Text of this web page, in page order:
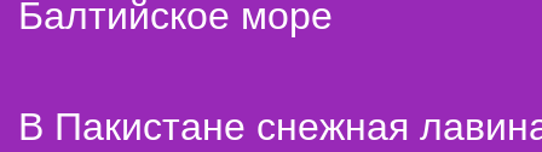
Балтийское море
В Пакистане снежная